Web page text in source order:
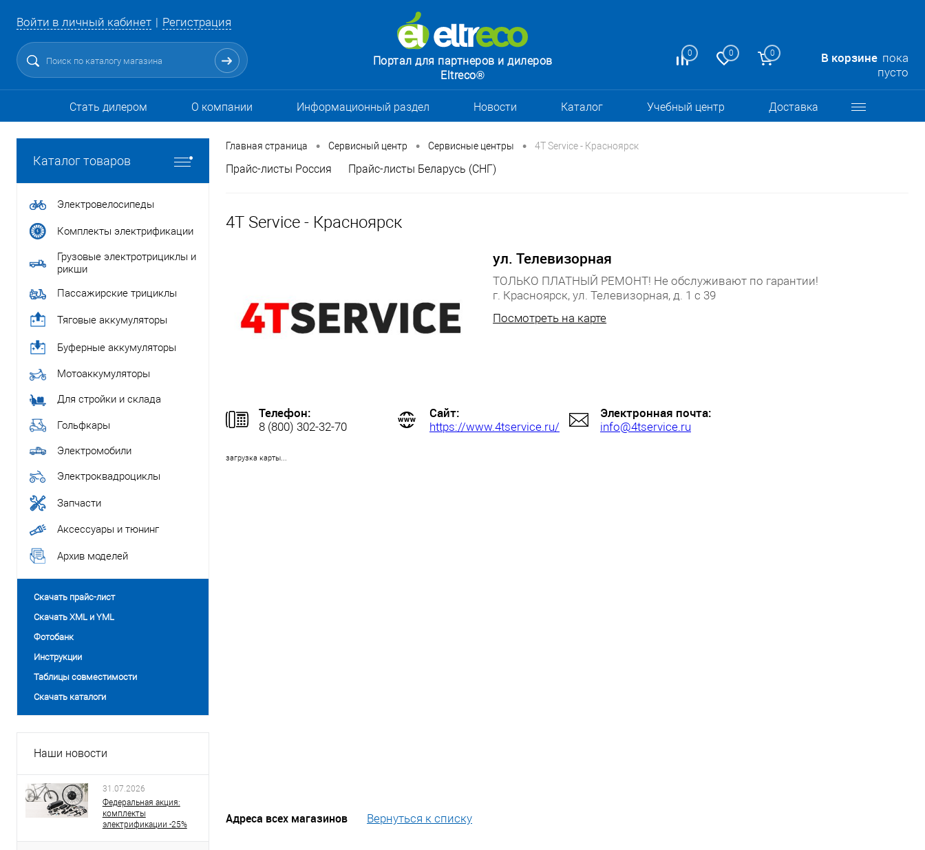
Войти в личный кабинет Регистрация
0 0 0 В корзине пока
пусто
Портал для партнеров и дилеров
Eltreco®
Стать дилером О компании Информационный раздел Новости Каталог Учебный центр Доставка
Каталог товаров
Электровелосипеды
Комплекты электрификации
Грузовые электротрициклы и
рикши
Пассажирские трициклы
Тяговые аккумуляторы
Буферные аккумуляторы
Мотоаккумуляторы
Для стройки и склада
Гольфкары
Электромобили
Электроквадроциклы
Запчасти
Аксессуары и тюнинг
Архив моделей
Скачать прайс-лист
Скачать XML и YML
Фотобанк
Инструкции
Таблицы совместимости
Скачать каталоги
Наши новости
31.07.2026
Федеральная акция:
комплекты
электрификации -25%
Главная страница • Сервисный центр • Сервисные центры • 4T Service - Красноярск
Прайс-листы Россия Прайс-листы Беларусь (СНГ)
4T Service - Красноярск
ул. Телевизорная
ТОЛЬКО ПЛАТНЫЙ РЕМОНТ! Не обслуживают по гарантии!
г. Красноярск, ул. Телевизорная, д. 1 с 39
Посмотреть на карте
Телефон:
8 (800) 302-32-70
Сайт:
https://www.4tservice.ru/
Электронная почта:
info@4tservice.ru
загрузка карты...
Адреса всех магазинов Вернуться к списку